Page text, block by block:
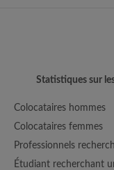
Statistiques sur
Colocataires hommes
Colocataires femmes
Professionnels
Étudiant recherchant